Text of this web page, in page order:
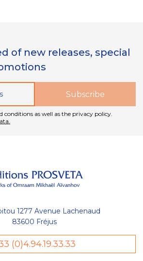
of new releases, special
conditions as well as the privacy policy.
1277 Avenue Lachenaud
83600 Fréjus
(0)4.94.19.33.33